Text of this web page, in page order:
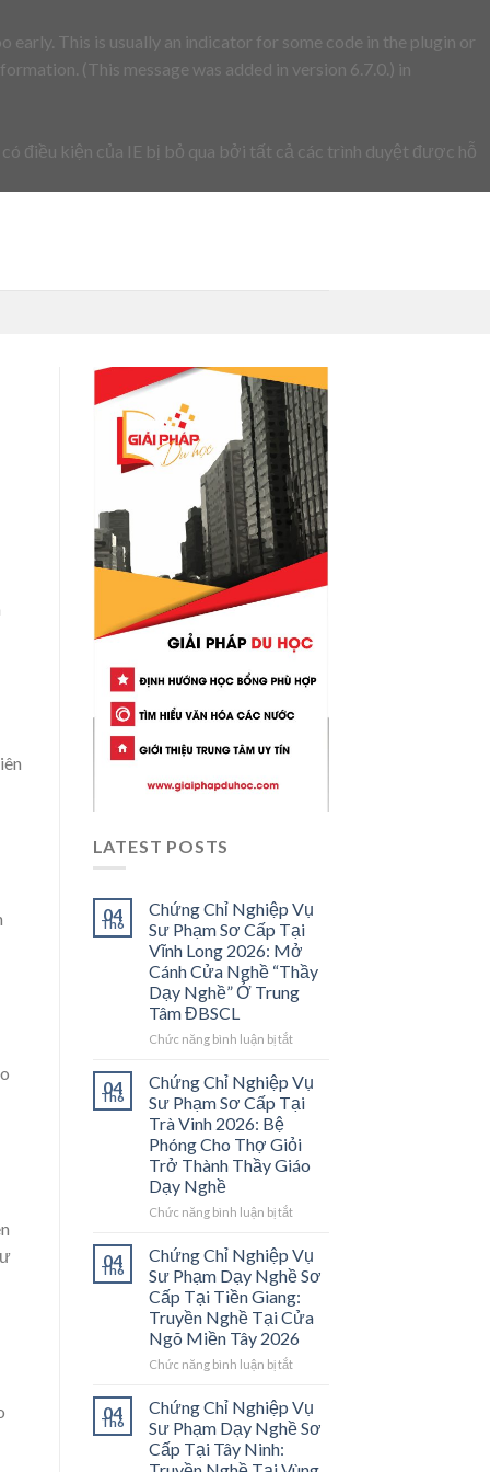
early. This is usually an indicator for some code in the plugin or
(This message was added in version 6.7.0.) in
điều kiện của IE bị bỏ qua bởi tất cả các trình duyệt được hỗ
LATEST POSTS
04
Th6
Chứng Chỉ Nghiệp Vụ
Sư Phạm Sơ Cấp Tại
Vĩnh Long 2026: Mở
Cánh Cửa Nghề “Thầy
Dạy Nghề” Ở Trung
Tâm ĐBSCL
Chức năng bình luận bị tắtở
Chỉ
Nghiệp
Vụ
Phạm
Sơ
2026:
Mở
Cánh
Cửa
Nghề
Dạy
Ở
Trung
ĐBSCL
04
Th6
Chứng Chỉ Nghiệp Vụ
Sư Phạm Sơ Cấp Tại
Trà Vinh 2026: Bệ
Phóng Cho Thợ Giỏi
Trở Thành Thầy Giáo
Dạy Nghề
Chức năng bình luận bị tắtở
Chỉ
Nghiệp
Vụ
Sư
Phạm
Sơ
Cấp
Vinh
2026:
04
Th6
Chứng Chỉ Nghiệp Vụ
Sư Phạm Dạy Nghề Sơ
Cấp Tại Tiền Giang:
Truyền Nghề Tại Cửa
Ngõ Miền Tây 2026
Chức năng bình luận bị tắtở
Chỉ
Nghiệp
Vụ
04
Th6
Chứng Chỉ Nghiệp Vụ
Sư Phạm Dạy Nghề Sơ
Cấp Tại Tây Ninh: